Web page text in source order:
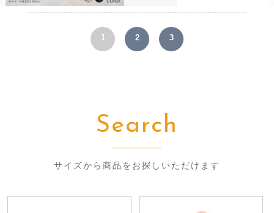
1 2 3
Search
サイズから商品をお探しいただけます